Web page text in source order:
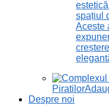
spațiul
Aceste
Piratilor
Despre noi